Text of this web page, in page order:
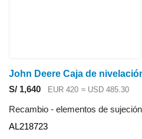
S/ 1,640 EUR 420 ≈ USD 485.30
Recambio - elementos de sujeción
AL218723